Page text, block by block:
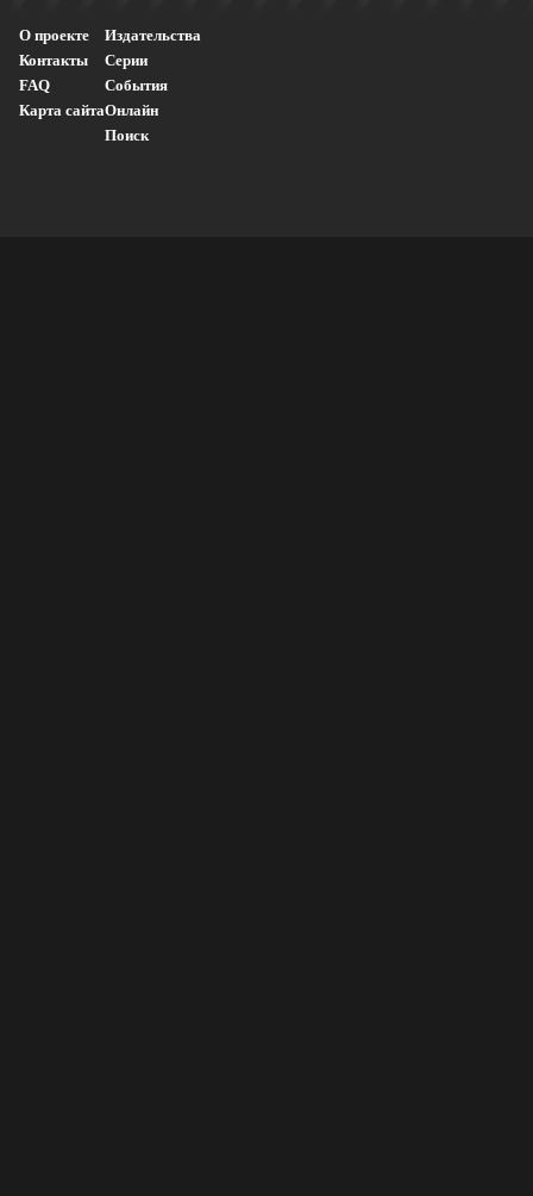
О проекте
Контакты
FAQ
Карта сайта
Издательства
Серии
События
Онлайн
Поиск